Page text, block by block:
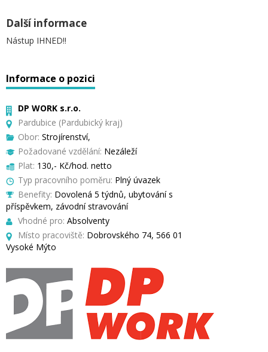
Další informace
Nástup IHNED!!
Informace o pozici
DP WORK s.r.o.
Pardubice (Pardubický kraj)
Obor: Strojírenství,
Požadované vzdělání: Nezáleží
Plat: 130,- Kč/hod. netto
Typ pracovního poměru: Plný úvazek
Benefity: Dovolená 5 týdnů, ubytování s
příspěvkem, závodní stravování
Vhodné pro: Absolventy
Místo pracoviště: Dobrovského 74, 566 01
Vysoké Mýto